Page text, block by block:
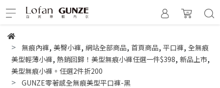
無痕內褲, 美臀小褲, 網站全部商品, 首頁商品, 平口褲, 全無痕
美型輕薄小褲, 熱銷回歸！美型無痕小褲任選一件$398, 新品上市,
美型無痕小褲。任選2件折200
GUNZE零著感全無痕美型平口褲-黑